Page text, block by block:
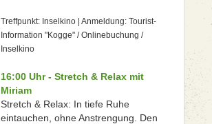
Treffpunkt: Inselkino | Anmeldung: Tourist-
Information "Kogge" / Onlinebuchung /
Inselkino
16:00 Uhr - Stretch & Relax mit
Miriam
Stretch & Relax: In tiefe Ruhe
eintauchen, ohne Anstrengung. Den